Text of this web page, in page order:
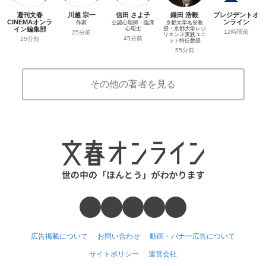
週刊文春
CINEMAオンラ
イン編集部
25分前
川越 宗一
作家
25分前
信田 さよ子
公認心理師・臨床
心理士
45分前
鎌田 浩毅
京都大学名誉教
授・京都大学レジ
リエンス実践ユニ
ット特任教授
55分前
プレジデントオ
ンライン
12時間前
その他の著者を見る
広告掲載について お問い合わせ 動画・バナー広告について
サイトポリシー 運営会社